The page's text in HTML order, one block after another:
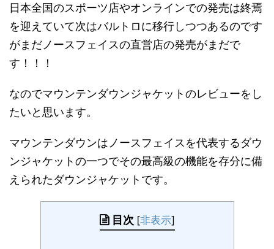
日本全国のスポーツ店やオンラインでの発売は終焉
を迎えていて次はバルトロに移行しつつあるのです
がまだノースフェイスの直営店の発売がまだで
す！！！
なのでマウンテンダウンジャケットのレビューをし
たいと思います。
マウンテンダウンはノースフェイスを代表するダウ
ンジャケットの一つでその最高級の機能を存分に備
えられたダウンジャケットです。
目次 [非表示]